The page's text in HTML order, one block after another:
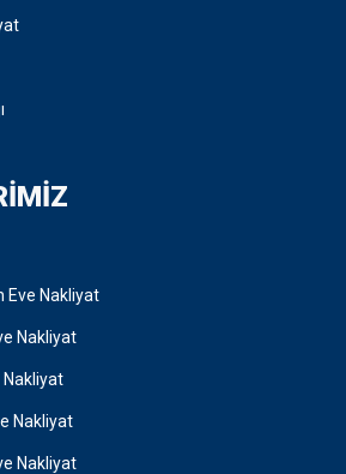
Eve Nakliyat
Nakliyat
Nakliyat
Nakliyat
Nakliyat